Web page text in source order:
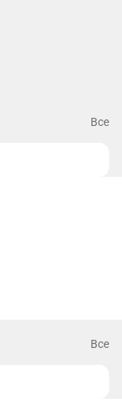
Все
Все